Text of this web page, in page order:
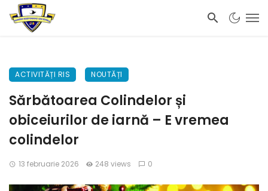
ACTIVITĂȚI RIS NOUTĂȚI
Sărbătoarea Colindelor și
obiceiurilor de iarnă – E vremea
colindelor
13 februarie 2026 248 views 0